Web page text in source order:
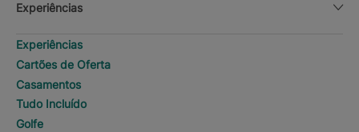
Experiências
Experiências
Cartões de Oferta
Casamentos
Tudo Incluído
Golfe